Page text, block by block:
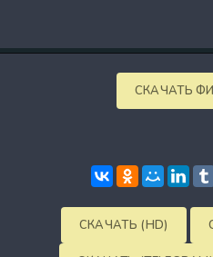
СКАЧАТЬ
СКАЧАТЬ (HD)